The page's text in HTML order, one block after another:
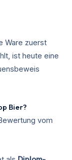
Ware zuerst
ist heute eine
Bier?